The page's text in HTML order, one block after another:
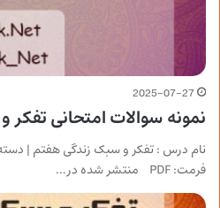
2025-07-27
نمونه سوالات امتحانی
نام درس : تفکر و سبک زندگی هفتم |
فرمت: PDF منتشر شده در…